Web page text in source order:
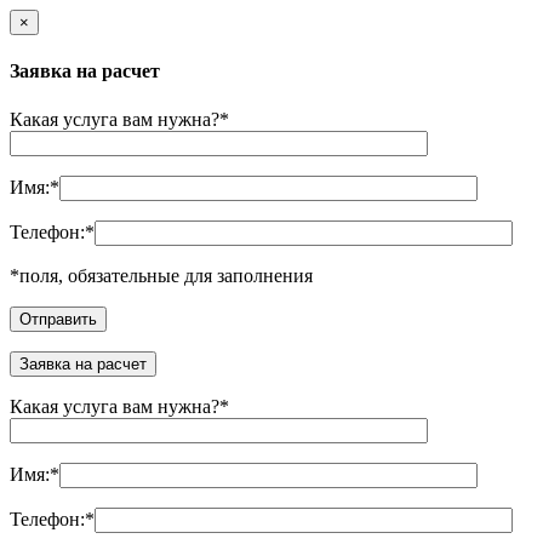
×
Заявка на расчет
Какая услуга вам нужна?*
Имя:*
Телефон:*
*поля, обязательные для заполнения
Заявка на расчет
Какая услуга вам нужна?*
Имя:*
Телефон:*